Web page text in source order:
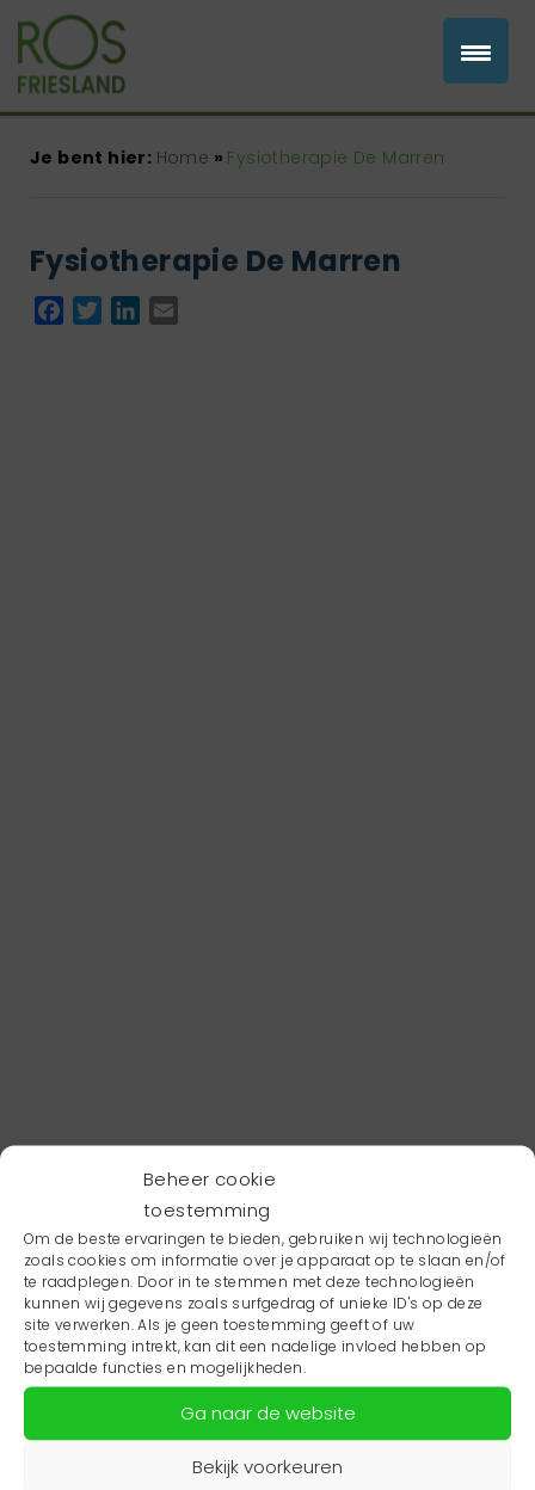
Beheer cookie
toestemming
Om de beste ervaringen te bieden, gebruiken wij technologieën
zoals cookies om informatie over je apparaat op te slaan en/of
te raadplegen. Door in te stemmen met deze technologieën
kunnen wij gegevens zoals surfgedrag of unieke ID's op deze
site verwerken. Als je geen toestemming geeft of uw
toestemming intrekt, kan dit een nadelige invloed hebben op
bepaalde functies en mogelijkheden.
Ga naar de website
Bekijk voorkeuren
Je bent hier: Home » Fysiotherapie De Marren
Fysiotherapie De Marren
Facebook
TwitterLinkedIn
Wil je niets missen?
Wil je op de hoogte blijven van het laatste
zorgnieuws in jouw regio? Schrijf je dan in voor
onze nieuwsbrief.